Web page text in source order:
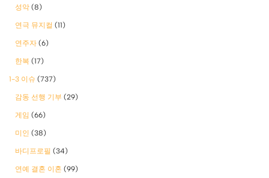
성악 (8)
연극 뮤지컬 (11)
연주자 (6)
한복 (17)
1-3 이슈 (737)
감동 선행 기부 (29)
게임 (66)
미인 (38)
바디프로필 (34)
연예 결혼 이혼 (99)